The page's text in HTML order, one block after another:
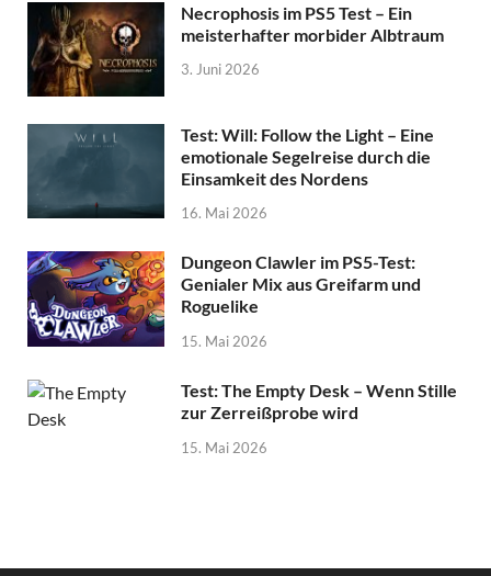
Necrophosis im PS5 Test – Ein
meisterhafter morbider Albtraum
3. Juni 2026
Test: Will: Follow the Light – Eine
emotionale Segelreise durch die
Einsamkeit des Nordens
16. Mai 2026
Dungeon Clawler im PS5-Test:
Genialer Mix aus Greifarm und
Roguelike
15. Mai 2026
Test: The Empty Desk – Wenn Stille
zur Zerreißprobe wird
15. Mai 2026